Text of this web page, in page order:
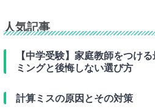
人気記事
【中学受験】家庭教師をつけ
ミングと後悔しない選び方
計算ミスの原因とその対策